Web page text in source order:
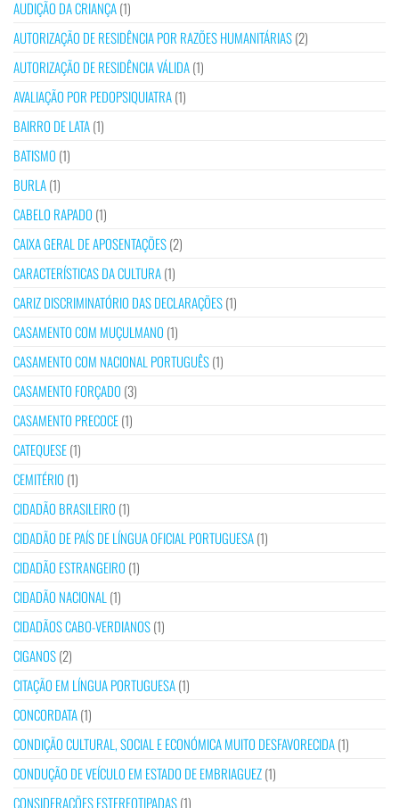
AUDIÇÃO DA CRIANÇA(1)
AUTORIZAÇÃO DE RESIDÊNCIA POR RAZÕES HUMANITÁRIAS(2)
AUTORIZAÇÃO DE RESIDÊNCIA VÁLIDA(1)
AVALIAÇÃO POR PEDOPSIQUIATRA(1)
BAIRRO DE LATA(1)
BATISMO (1)
BURLA(1)
CABELO RAPADO (1)
CAIXA GERAL DE APOSENTAÇÕES(2)
CARACTERÍSTICAS DA CULTURA(1)
CARIZ DISCRIMINATÓRIO DAS DECLARAÇÕES(1)
CASAMENTO COM MUÇULMANO (1)
CASAMENTO COM NACIONAL PORTUGUÊS(1)
CASAMENTO FORÇADO (3)
CASAMENTO PRECOCE(1)
CATEQUESE(1)
CEMITÉRIO (1)
CIDADÃO BRASILEIRO (1)
CIDADÃO DE PAÍS DE LÍNGUA OFICIAL PORTUGUESA(1)
CIDADÃO ESTRANGEIRO (1)
CIDADÃO NACIONAL (1)
CIDADÃOS CABO-VERDIANOS(1)
CIGANOS(2)
CITAÇÃO EM LÍNGUA PORTUGUESA(1)
CONCORDATA(1)
CONDIÇÃO CULTURAL, SOCIAL E ECONÓMICA MUITO DESFAVORECIDA(1)
CONDUÇÃO DE VEÍCULO EM ESTADO DE EMBRIAGUEZ(1)
CONSIDERAÇÕES ESTEREOTIPADAS(1)